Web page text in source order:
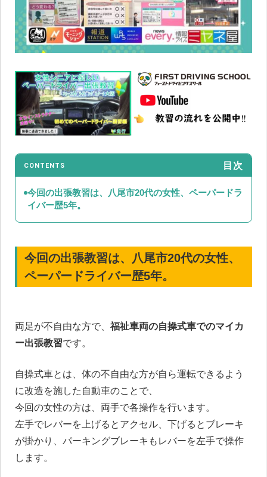
CONTENTS 目次
今回の出張教習は、八尾市20代の女性、ペーパードラ
イバー歴5年。
今回の出張教習は、 八尾市20代の女性、
ペーパードライバー歴5年。
両足が不自由な方で、 福祉車両の自操式車でのマイカ
ー出張教習です。
自操式車とは、体の不自由な方が自ら運転できるよう
に改造を施した自動車のことで、
今回の女性の方は、両手で各操作を行います。
左手でレバーを上げるとアクセル、下げるとブレーキ
が掛かり、パーキングブレーキもレバーを左手で操作
します。